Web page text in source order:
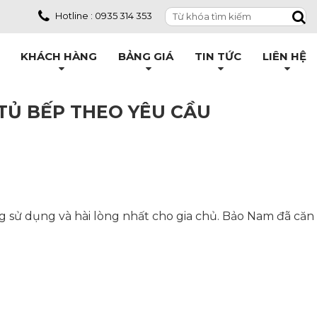
Hotline : 0935 314 353
KHÁCH HÀNG BẢNG GIÁ TIN TỨC LIÊN HỆ
BẾP THEO YÊU CẦU
dụng và hài lòng nhất cho gia chủ. Bảo Nam đã căn